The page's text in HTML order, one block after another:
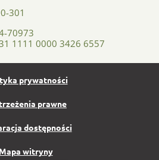
301
70973
1111 0000 3426 6557
prywatności
prawne
dostępności
Mapa witryny